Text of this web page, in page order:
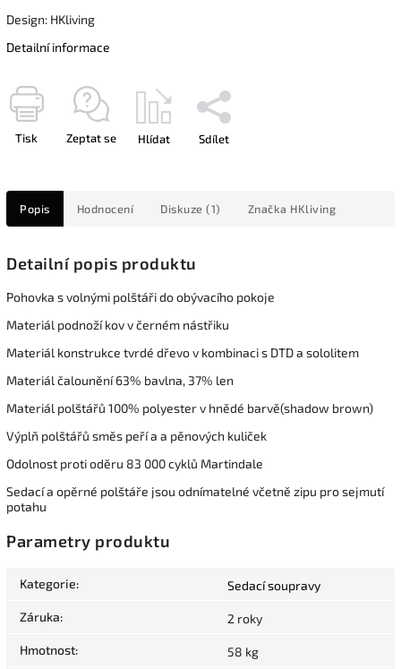
Design: HKliving
Detailní informace
Tisk Zeptat se Hlídat Sdílet
Popis Hodnocení Diskuze (1) Značka HKliving
Detailní popis produktu
Pohovka s volnými polštáři do obývacího pokoje
Materiál podnoží kov v černém nástřiku
Materiál konstrukce tvrdé dřevo v kombinaci s DTD a sololitem
Materiál čalounění 63% bavlna, 37% len
Materiál polštářů 100% polyester v hnědé barvě(shadow brown)
Výplň polštářů směs peří a a pěnových kuliček
Odolnost proti oděru 83 000 cyklů Martindale
Sedací a opěrné polštáře jsou odnímatelné včetně zipu pro sejmutí
potahu
Parametry produktu
Kategorie: Sedací soupravy
Záruka: 2 roky
Hmotnost: 58 kg